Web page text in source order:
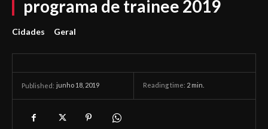
programa de trainee 2019
Cidades Geral
Published: junho 18, 2019 Reading time: 2 min.